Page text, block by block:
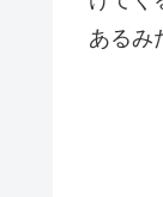
あるみ